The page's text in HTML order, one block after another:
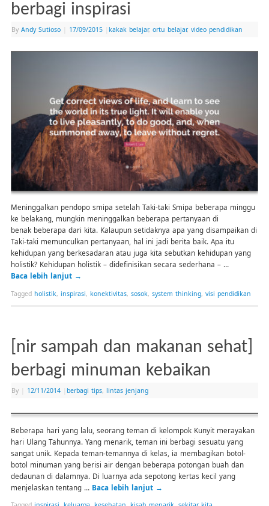
berbagi inspirasi
By Andy Sutioso 17/09/2015 kakak belajar, ortu belajar, video pendidikan
Meninggalkan pendopo smipa setelah Taki-taki Smipa beberapa minggu
ke belakang, mungkin meninggalkan beberapa pertanyaan di
benak beberapa dari kita. Kalaupun setidaknya apa yang disampaikan di
Taki-taki memunculkan pertanyaan, hal ini jadi berita baik. Apa itu
kehidupan yang berkesadaran atau juga kita sebutkan kehidupan yang
holistik? Kehidupan holistik – didefinisikan secara sederhana – …
Baca lebih lanjut →
Tagged holistik, inspirasi, konektivitas, sosok, system thinking, visi pendidikan
[nir sampah dan makanan sehat]
berbagi minuman kebaikan
By 12/11/2014 berbagi tips, lintas jenjang
Beberapa hari yang lalu, seorang teman di kelompok Kunyit merayakan
hari Ulang Tahunnya. Yang menarik, teman ini berbagi sesuatu yang
sangat unik. Kepada teman-temannya di kelas, ia membagikan botol-
botol minuman yang berisi air dengan beberapa potongan buah dan
dedaunan di dalamnya. Di luarnya ada sepotong kertas kecil yang
menjelaskan tentang … Baca lebih lanjut →